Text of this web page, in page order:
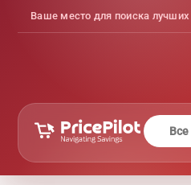
Ваше место для поиска